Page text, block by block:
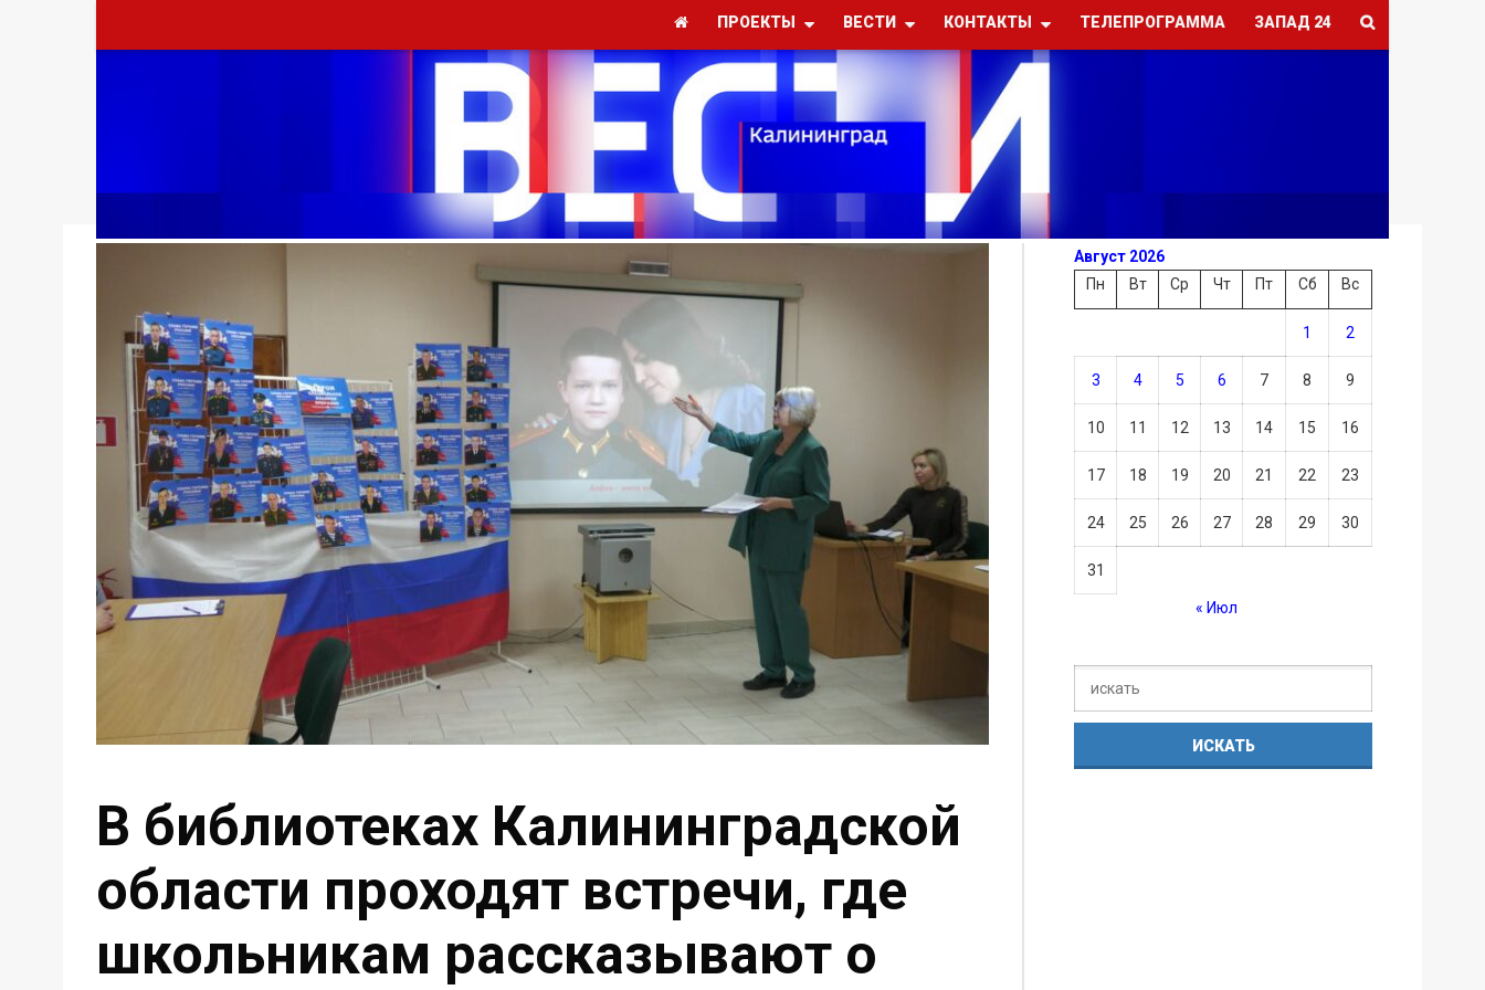
ПРОЕКТЫ ВЕСТИ КОНТАКТЫ ТЕЛЕПРОГРАММА ЗАПАД 24
В библиотеках Калининградской
области проходят встречи, где
школьникам рассказывают о
Август 2026
Пн
Вт Ср Чт Пт Сб Вс
1 2
3 4 5 6 7 8 9
10 11 12 13 14 15 16
17 18 19 20 21 22 23
24 25 26 27 28 29 30
31
« Июл